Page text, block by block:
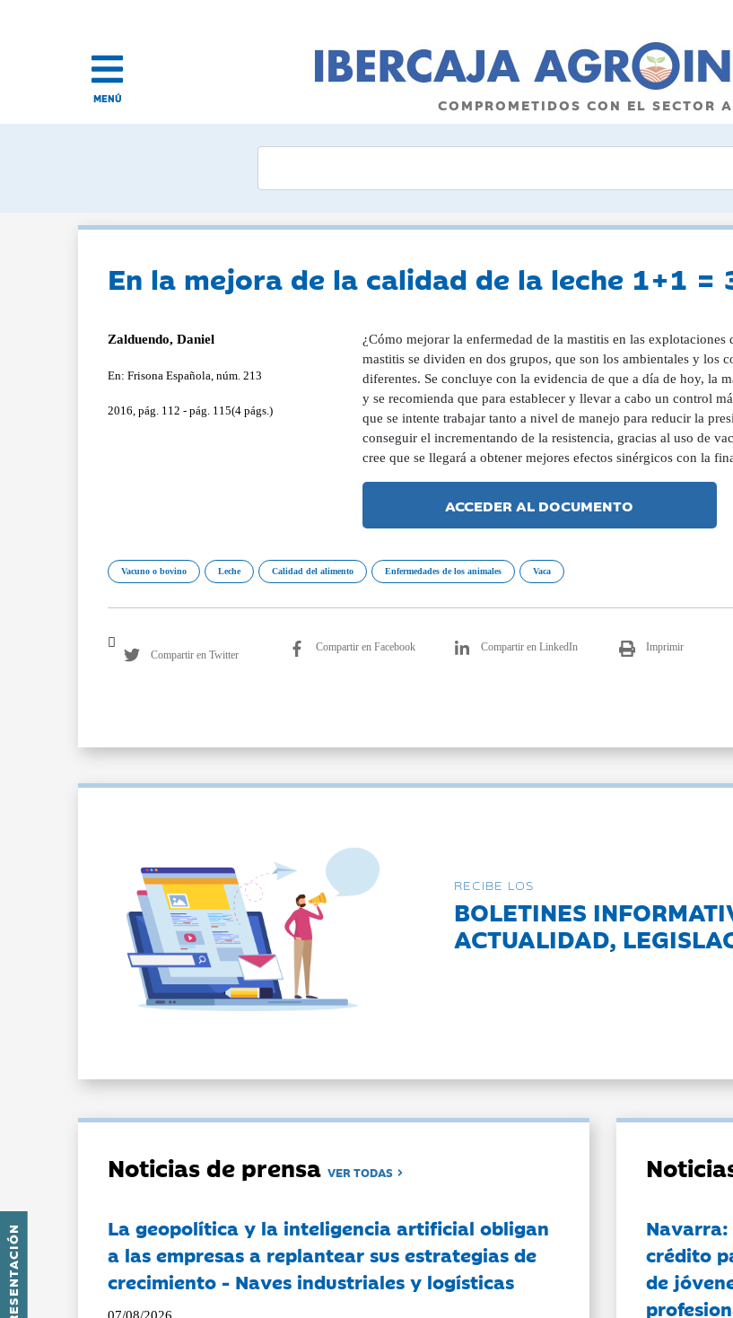
PRESENTACIÓN
MENÚ COMPROMETIDOS CON EL SECTOR
En la mejora de la calidad de la leche 1+1 =
Zalduendo, Daniel
En: Frisona Española, núm. 213
2016, pág. 112 - pág. 115(4 págs.)
¿Cómo mejorar la enfermedad de la mastitis en las
mastitis se dividen en dos grupos, que son los ambientales y los
diferentes. Se concluye con la evidencia de que a día de hoy, la
y se recomienda que para establecer y llevar a cabo un control
que se intente trabajar tanto a nivel de manejo para reducir la
conseguir el incrementando de la resistencia, gracias al uso de
cree que se llegará a obtener mejores efectos sinérgicos con la
ACCEDER AL DOCUMENTO
Vacuno o bovino Leche Calidad del alimento Enfermedades de los animales Vaca
Compartir en Twitter
Compartir en Facebook Compartir en LinkedIn Imprimir
RECIBE LOS
BOLETINES
ACTUALIDAD,
Noticias de prensaVER TODAS
La geopolítica y la inteligencia artificial obligan
a las empresas a replantear sus estrategias de
crecimiento - Naves industriales y logísticas
crédito
de